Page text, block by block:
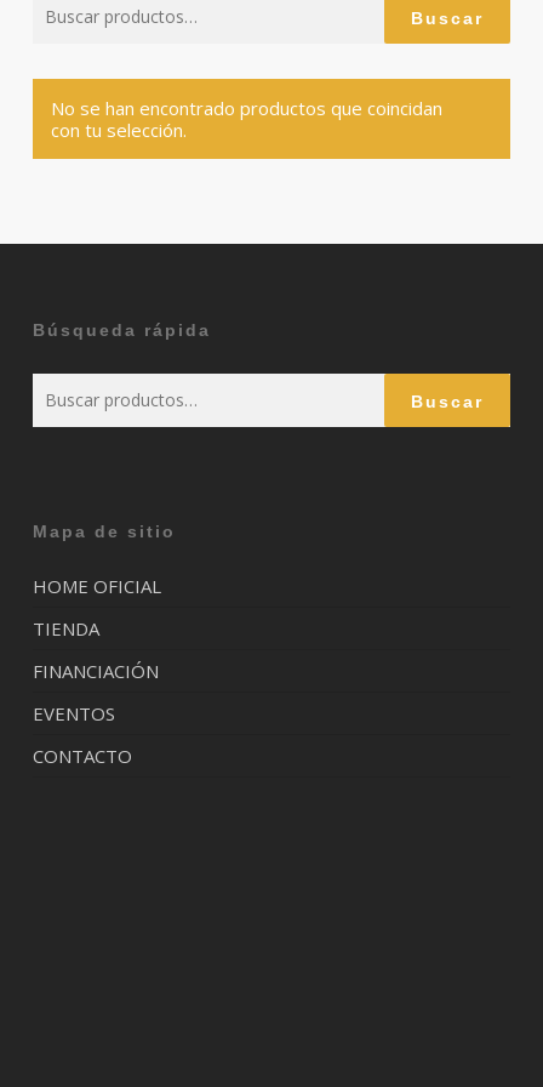
por:
Buscar
No se han encontrado productos que coincidan
con tu selección.
Búsqueda rápida
por:
Buscar
Mapa de sitio
HOME OFICIAL
TIENDA
FINANCIACIÓN
EVENTOS
CONTACTO